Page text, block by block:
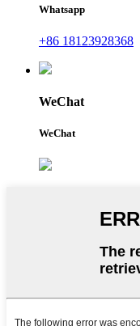
Whatsapp
+86 18123928368
WeChat
WeChat